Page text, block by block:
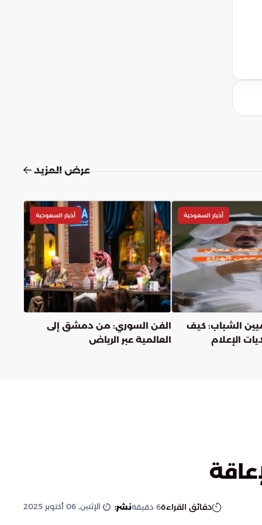
عرض المزيد
أخبار السعودية
الشباب: كيف
الإعلام
أخبار السعودية
الفن السوري: من دمشق إلى
العالمية عبر الرياض
دقائق القراءة6 دقيقةنشر: الإثنين, 06 أكتوبر 2025